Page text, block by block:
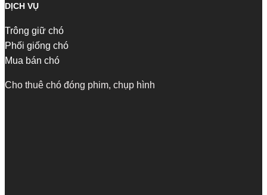
DỊCH VỤ
Trông giữ chó
Phối giống chó
Mua bán chó
Cho thuê chó đóng phim, chụp hình